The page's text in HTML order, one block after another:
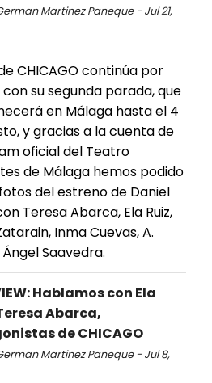
Martinez Paneque - Jul 21,
CHICAGO continúa por
con su segunda parada, que
en Málaga hasta el 4
y gracias a la cuenta de
oficial del Teatro
de Málaga hemos podido
del estreno de Daniel
Teresa Abarca, Ela Ruiz,
Inma Cuevas, A.
Saavedra.
Hablamos con Ela
Abarca,
de CHICAGO
Martinez Paneque - Jul 8,